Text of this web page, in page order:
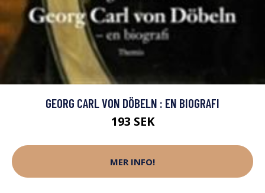
GEORG CARL VON DÖBELN : EN BIOGRAFI
193 SEK
MER INFO!